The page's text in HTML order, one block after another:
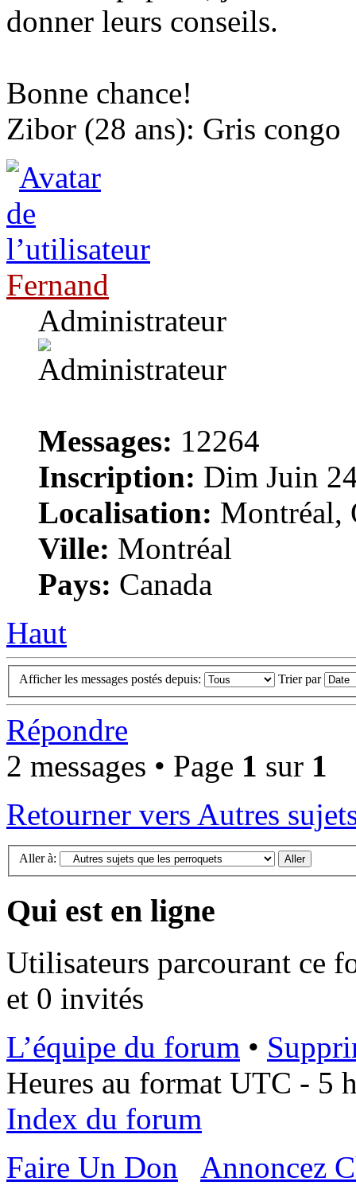
donner leurs conseils.
Bonne chance!
Zibor (28 ans): Gris congo
Fernand
Administrateur
Messages: 12264
Inscription: Dim Juin
Localisation: Montréal,
Ville: Montréal
Pays: Canada
Haut
Afficher les messages postés depuis: Trier par
Répondre
2 messages • Page 1 sur 1
Retourner vers Autres
Aller à:
Qui est en ligne
Utilisateurs parcourant ce
et 0 invités
L’équipe du forum •
Heures au format UTC - 5
Index du forum
Faire Un Don
Annoncez